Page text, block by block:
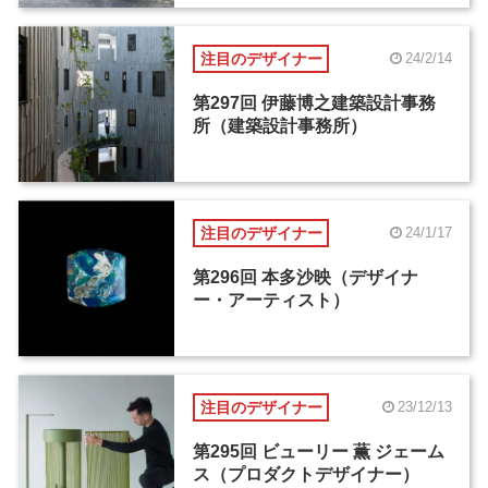
注目のデザイナー 24/2/14
第297回 伊藤博之建築設計事務
所（建築設計事務所）
注目のデザイナー 24/1/17
第296回 本多沙映（デザイナ
ー・アーティスト）
注目のデザイナー 23/12/13
第295回 ビューリー 薫 ジェーム
ス（プロダクトデザイナー）